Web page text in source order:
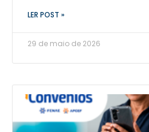
LER POST »
29 de maio de 2026